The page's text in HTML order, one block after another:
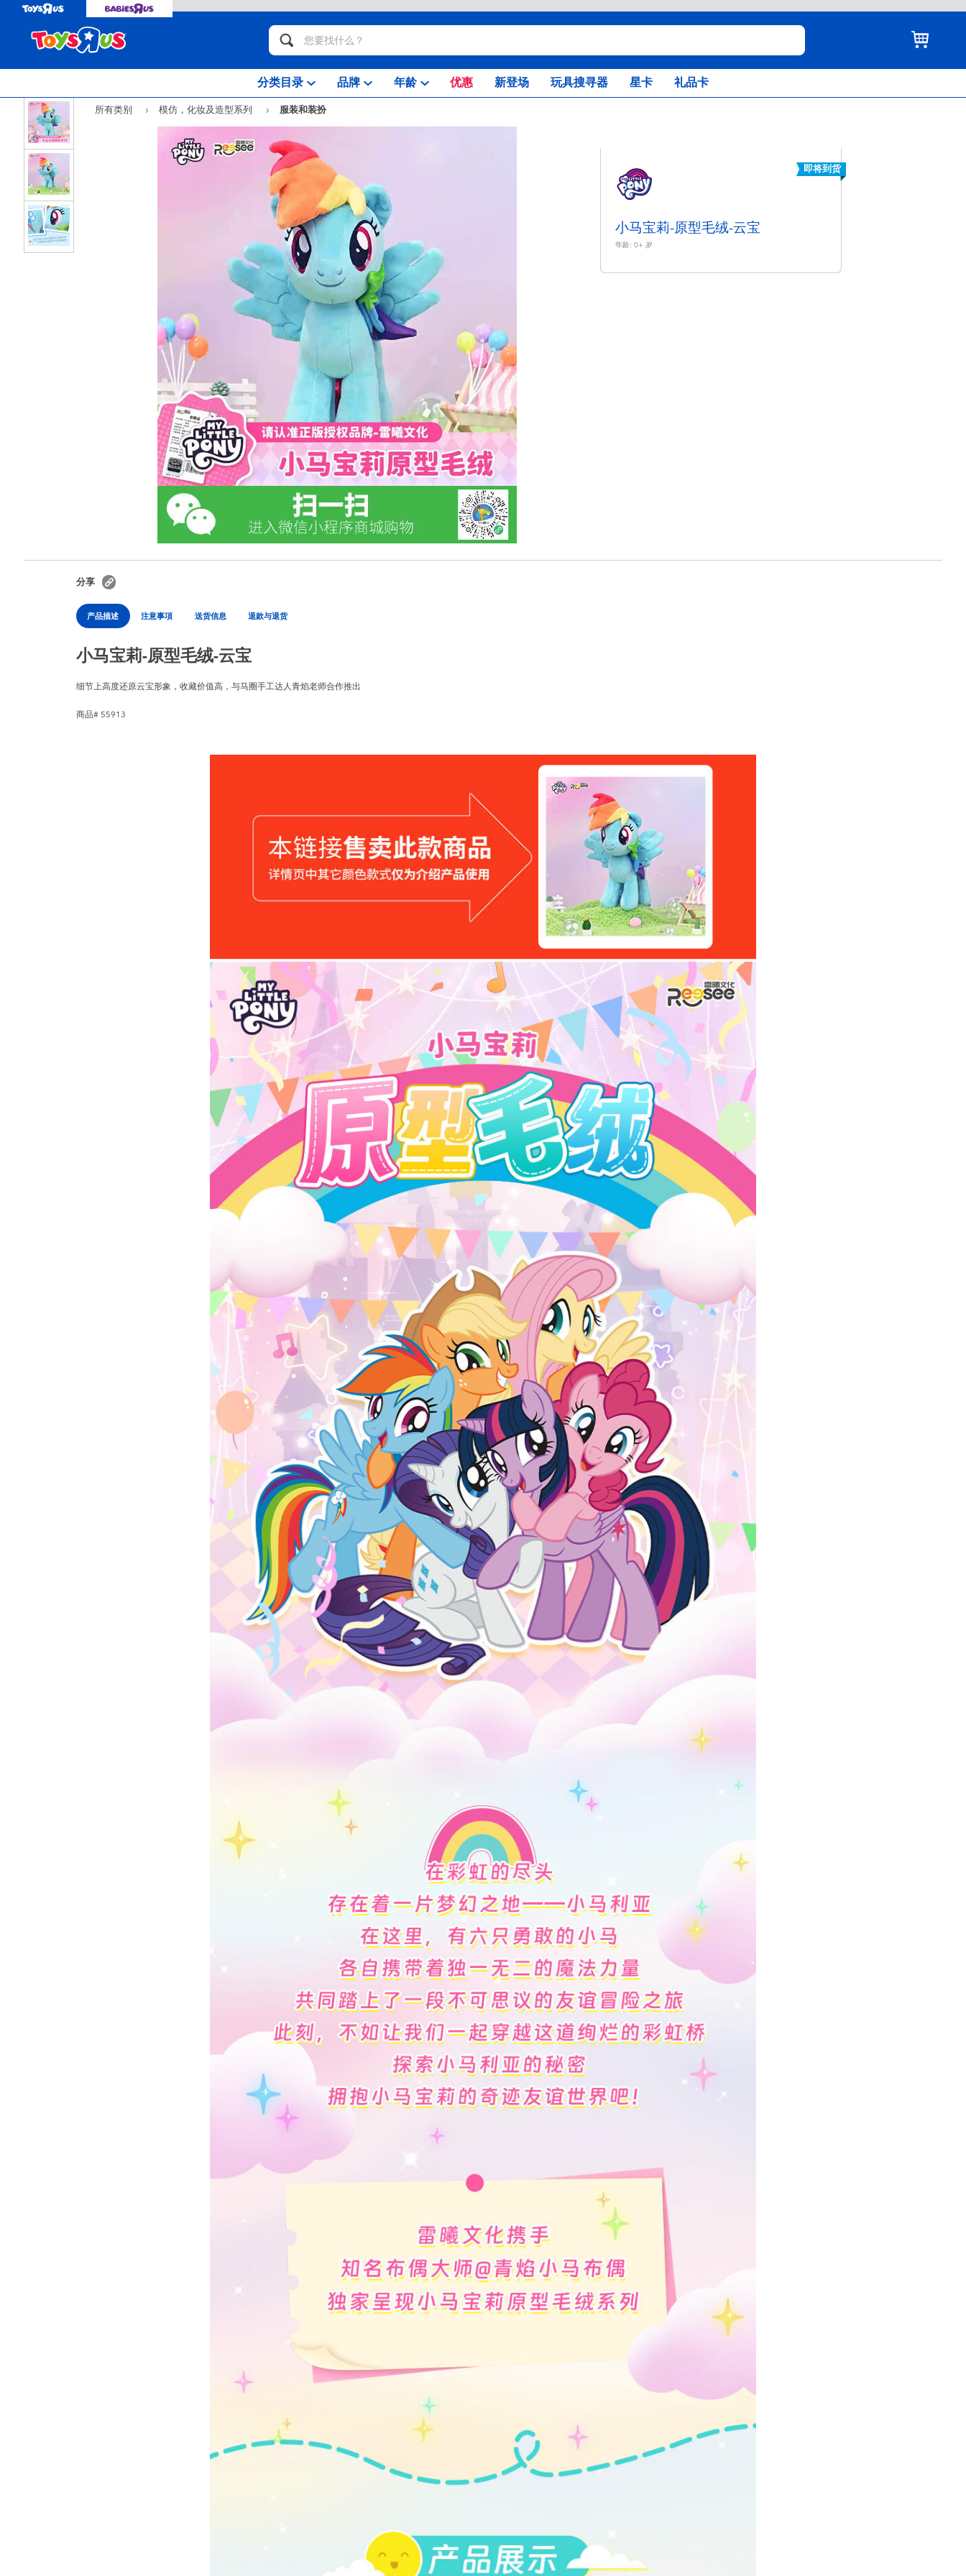
分类目录 品牌 年龄 优惠 新登场 玩具搜寻器 星卡 礼品卡
所有类别 模仿，化妆及造型系列 服装和装扮
即将到货
小马宝莉-原型毛绒-云宝
年龄: 0+ 岁
分享
产品描述 注意事項 送货信息 退款与退货
小马宝莉-原型毛绒-云宝
细节上高度还原云宝形象，收藏价值高，与马圈手工达人青焰老师合作推出
商品# 55913